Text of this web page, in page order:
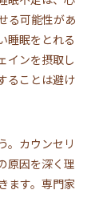
る可能性があ
睡眠をとれる
インを摂取し
ることは避け
。カウンセリ
原因を深く理
ます。専門家